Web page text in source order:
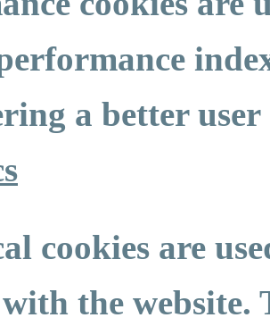
a better
cookies are
the website.